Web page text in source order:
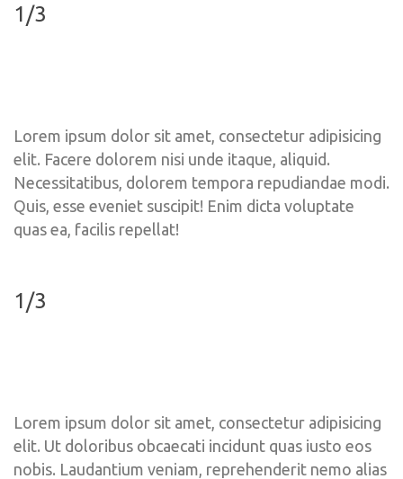
1/3
Lorem ipsum dolor sit amet, consectetur adipisicing
elit. Facere dolorem nisi unde itaque, aliquid.
Necessitatibus, dolorem tempora repudiandae modi.
Quis, esse eveniet suscipit! Enim dicta voluptate
quas ea, facilis repellat!
1/3
Lorem ipsum dolor sit amet, consectetur adipisicing
elit. Ut doloribus obcaecati incidunt quas iusto eos
nobis. Laudantium veniam, reprehenderit nemo alias